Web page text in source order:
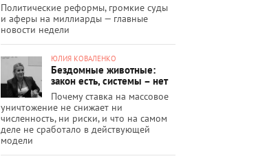
Политические реформы, громкие суды
и аферы на миллиарды — главные
новости недели
ЮЛИЯ КОВАЛЕНКО
Бездомные животные:
закон есть, системы – нет
Почему ставка на массовое
уничтожение не снижает ни
численность, ни риски, и что на самом
деле не сработало в действующей
модели